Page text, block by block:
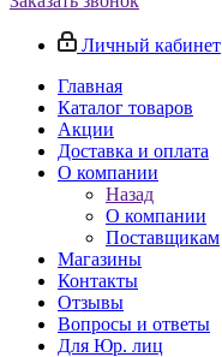
Личный кабинет
Главная
Каталог товаров
Акции
Доставка и оплата
О компании
Назад
О компании
Поставщикам
Магазины
Контакты
Отзывы
Вопросы и ответы
Для Юр. лиц